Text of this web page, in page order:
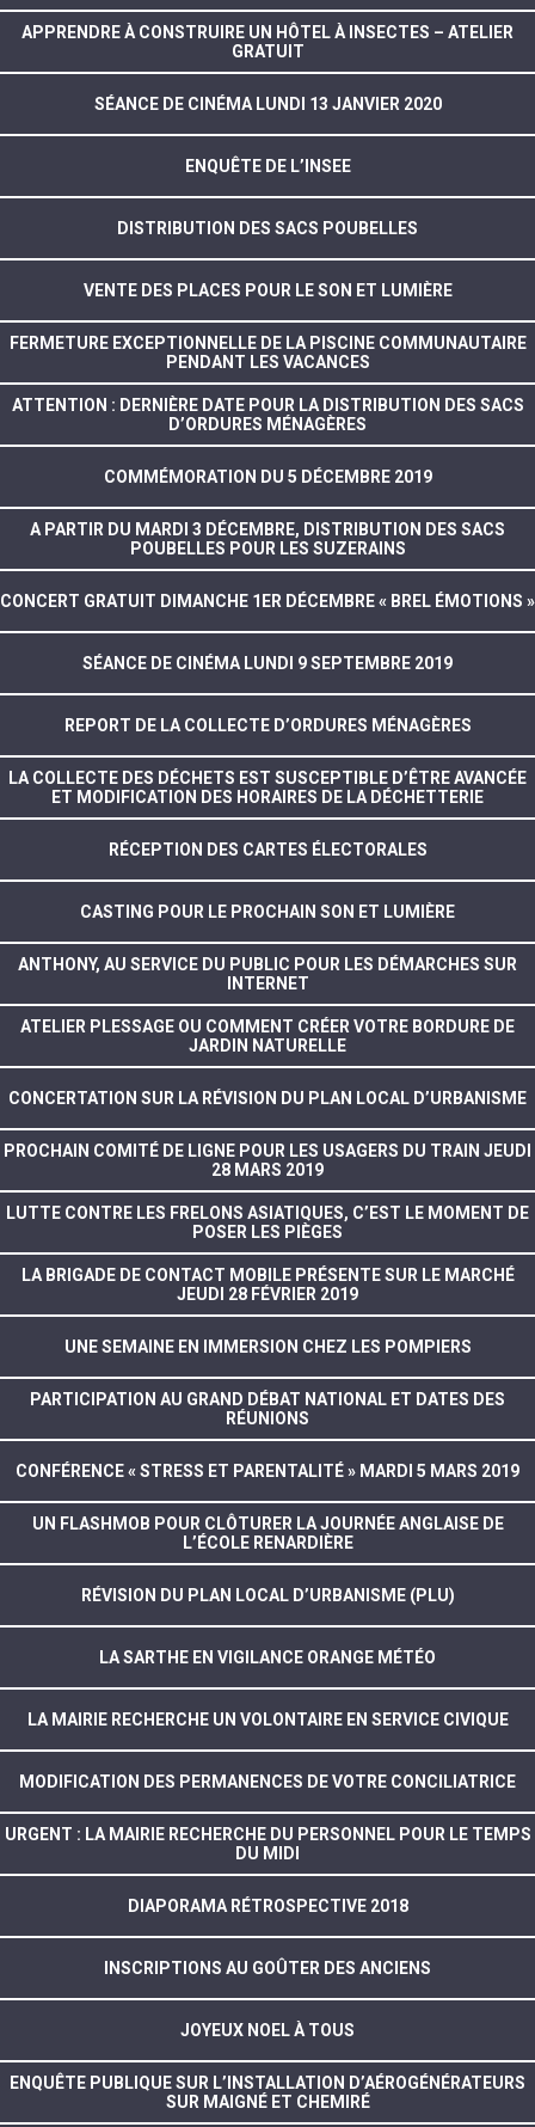
APPRENDRE À CONSTRUIRE UN HÔTEL À INSECTES – ATELIER
GRATUIT
SÉANCE DE CINÉMA LUNDI 13 JANVIER 2020
ENQUÊTE DE L’INSEE
DISTRIBUTION DES SACS POUBELLES
VENTE DES PLACES POUR LE SON ET LUMIÈRE
FERMETURE EXCEPTIONNELLE DE LA PISCINE COMMUNAUTAIRE
PENDANT LES VACANCES
ATTENTION : DERNIÈRE DATE POUR LA DISTRIBUTION DES SACS
D’ORDURES MÉNAGÈRES
COMMÉMORATION DU 5 DÉCEMBRE 2019
A PARTIR DU MARDI 3 DÉCEMBRE, DISTRIBUTION DES SACS
POUBELLES POUR LES SUZERAINS
CONCERT GRATUIT DIMANCHE 1ER DÉCEMBRE « BREL ÉMOTIONS »
SÉANCE DE CINÉMA LUNDI 9 SEPTEMBRE 2019
REPORT DE LA COLLECTE D’ORDURES MÉNAGÈRES
LA COLLECTE DES DÉCHETS EST SUSCEPTIBLE D’ÊTRE AVANCÉE
ET MODIFICATION DES HORAIRES DE LA DÉCHETTERIE
RÉCEPTION DES CARTES ÉLECTORALES
CASTING POUR LE PROCHAIN SON ET LUMIÈRE
ANTHONY, AU SERVICE DU PUBLIC POUR LES DÉMARCHES SUR
INTERNET
ATELIER PLESSAGE OU COMMENT CRÉER VOTRE BORDURE DE
JARDIN NATURELLE
CONCERTATION SUR LA RÉVISION DU PLAN LOCAL D’URBANISME
PROCHAIN COMITÉ DE LIGNE POUR LES USAGERS DU TRAIN JEUDI
28 MARS 2019
LUTTE CONTRE LES FRELONS ASIATIQUES, C’EST LE MOMENT DE
POSER LES PIÈGES
LA BRIGADE DE CONTACT MOBILE PRÉSENTE SUR LE MARCHÉ
JEUDI 28 FÉVRIER 2019
UNE SEMAINE EN IMMERSION CHEZ LES POMPIERS
PARTICIPATION AU GRAND DÉBAT NATIONAL ET DATES DES
RÉUNIONS
CONFÉRENCE « STRESS ET PARENTALITÉ » MARDI 5 MARS 2019
UN FLASHMOB POUR CLÔTURER LA JOURNÉE ANGLAISE DE
L’ÉCOLE RENARDIÈRE
RÉVISION DU PLAN LOCAL D’URBANISME (PLU)
LA SARTHE EN VIGILANCE ORANGE MÉTÉO
LA MAIRIE RECHERCHE UN VOLONTAIRE EN SERVICE CIVIQUE
MODIFICATION DES PERMANENCES DE VOTRE CONCILIATRICE
URGENT : LA MAIRIE RECHERCHE DU PERSONNEL POUR LE TEMPS
DU MIDI
DIAPORAMA RÉTROSPECTIVE 2018
INSCRIPTIONS AU GOÛTER DES ANCIENS
JOYEUX NOEL À TOUS
ENQUÊTE PUBLIQUE SUR L’INSTALLATION D’AÉROGÉNÉRATEURS
SUR MAIGNÉ ET CHEMIRÉ